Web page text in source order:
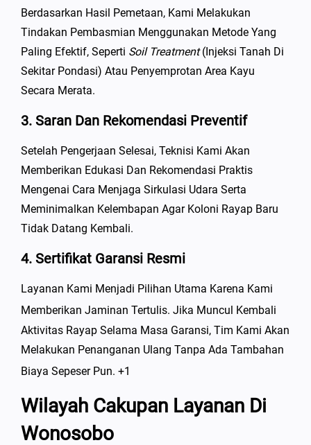
Berdasarkan Hasil Pemetaan, Kami Melakukan
Tindakan Pembasmian Menggunakan Metode Yang
Paling Efektif, Seperti Soil Treatment(injeksi Tanah Di
Sekitar Pondasi) Atau Penyemprotan Area Kayu
Secara Merata.
3. Saran Dan Rekomendasi Preventif
Setelah Pengerjaan Selesai, Teknisi Kami Akan
Memberikan Edukasi Dan Rekomendasi Praktis
Mengenai Cara Menjaga Sirkulasi Udara Serta
Meminimalkan Kelembapan Agar Koloni Rayap Baru
Tidak Datang Kembali.
4. Sertifikat Garansi Resmi
Layanan Kami Menjadi Pilihan Utama Karena Kami
Memberikan Jaminan Tertulis. Jika Muncul Kembali
Aktivitas Rayap Selama Masa Garansi, Tim Kami Akan
Melakukan Penanganan Ulang Tanpa Ada Tambahan
Biaya Sepeser Pun. +1
Wilayah Cakupan Layanan Di
Wonosobo